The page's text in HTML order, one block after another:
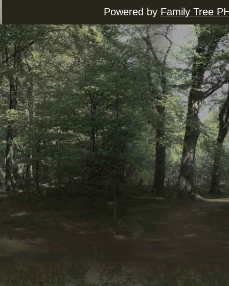
Powered by Family Tree